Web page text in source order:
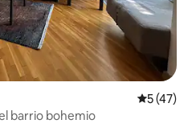
5 (47)
barrio bohemio